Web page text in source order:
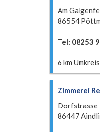
Am
86554
Tel: 08253
6 km
Zimmerei
Dorfstrasse
86447